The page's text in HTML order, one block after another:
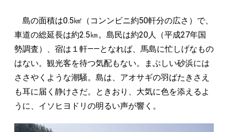
島の面積は0.5㎢（コンンビニ約50軒分の広さ）で、
車道の総延長は約2.5㎞。島民は約20人（平成27年国
勢調査）、宿は１軒——となれば、馬島に忙しげなもの
はない。観光客を待つ気配もない。まぶしい砂浜には
ささやくような潮騒。島は、アオサギの羽ばたきさえ
も耳に届く静けさだ。ときおり、大気に色を添えるよ
うに、イソヒヨドリの明るい声が響く。